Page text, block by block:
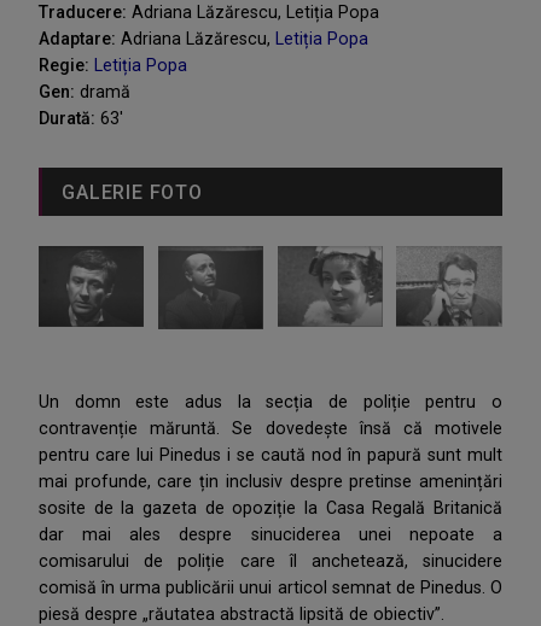
Traducere: Adriana Lăzărescu, Letiția Popa
Adaptare: Adriana Lăzărescu,Letiția Popa
Regie: Letiția Popa
Gen: dramă
Durată: 63'
GALERIE FOTO
Un domn este adus la secția de poliție pentru o
contravenție măruntă. Se dovedește însă că motivele
pentru care lui Pinedus i se caută nod în papură sunt mult
mai profunde, care țin inclusiv despre pretinse amenințări
sosite de la gazeta de opoziție la Casa Regală Britanică
dar mai ales despre sinuciderea unei nepoate a
comisarului de poliție care îl anchetează, sinucidere
comisă în urma publicării unui articol semnat de Pinedus. O
piesă despre „răutatea abstractă lipsită de obiectiv”.